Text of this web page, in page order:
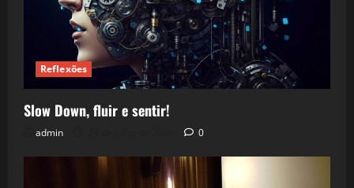
Reflexões
Slow Down, fluir e sentir!
admin 0